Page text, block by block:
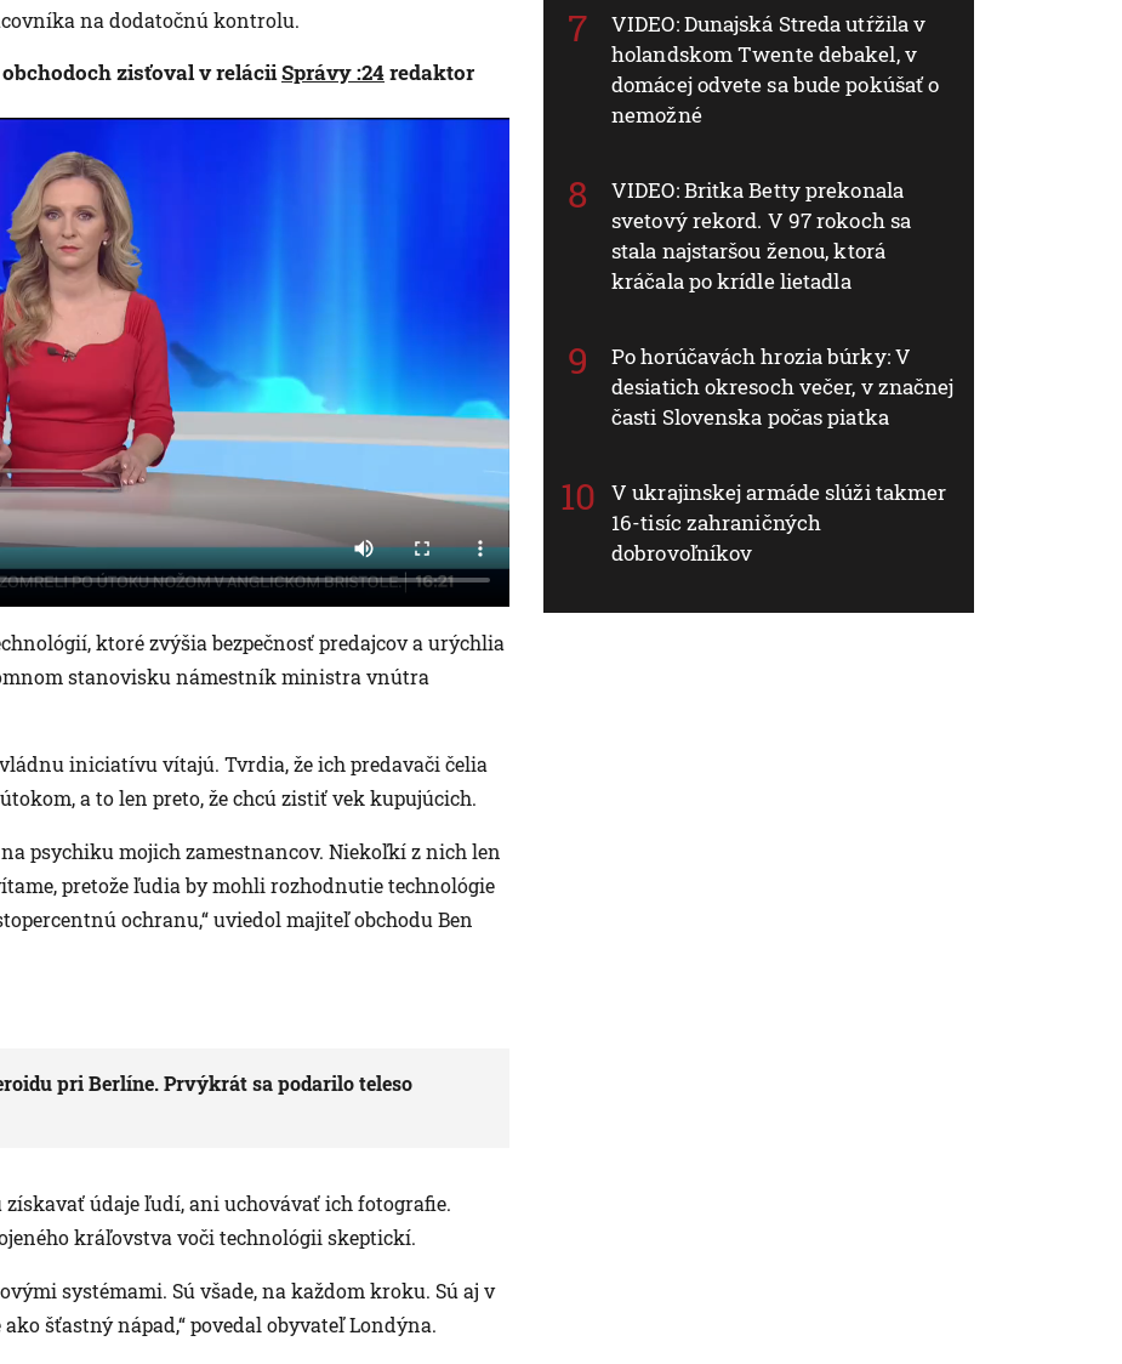
na dodatočnú kontrolu.
zisťoval v reláciiSprávy :24redaktor
ktoré zvýšia bezpečnosť predajcov a urýchlia
stanovisku námestník ministra vnútra
iniciatívu vítajú. Tvrdia, že ich predavači čelia
a to len preto, že chcú zistiť vek kupujúcich.
psychiku mojich zamestnancov. Niekoľkí z nich len
pretože ľudia by mohli rozhodnutie technológie
ochranu,“ uviedol majiteľ obchodu Ben
pri Berlíne. Prvýkrát sa podarilo teleso
údaje ľudí, ani uchovávať ich fotografie.
kráľovstva voči technológii skeptickí.
systémami. Sú všade, na každom kroku. Sú aj v
šťastný nápad,“ povedal obyvateľ Londýna.
VIDEO: Dunajská Streda utŕžila v
holandskom Twente debakel, v
domácej odvete sa bude pokúšať o
nemožné
VIDEO: Britka Betty prekonala
svetový rekord. V 97 rokoch sa
stala najstaršou ženou, ktorá
kráčala po krídle lietadla
Po horúčavách hrozia búrky: V
desiatich okresoch večer, v značnej
časti Slovenska počas piatka
V ukrajinskej armáde slúži takmer
16-tisíc zahraničných
dobrovoľníkov